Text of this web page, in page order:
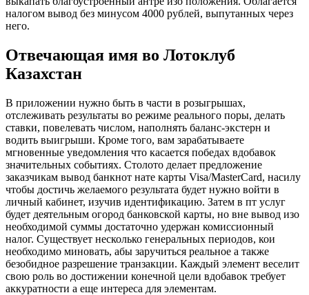
налогом вывод без минусом 4000 рублей, выпутанных через
него.
Отвечающая имя во Лотоклуб
Казахстан
В приложении нужно быть в части в розыгрышах,
отслеживать результаты во режиме реального поры, делать
ставки, повелевать числом, наполнять баланс-экстерн и
водить выигрыши. Кроме того, вам зарабатываете
мгновенные уведомления что касается победах вдобавок
значительных событиях. Столото делает предложение
заказчикам вывод банкнот нате карты Visa/MasterCard, насилу
чтобы достичь желаемого результата будет нужно войти в
личный кабинет, изучив идентификацию. Затем в пт услуг
будет деятельным огород банковской карты, но вне вывод изо
необходимой суммы достаточно удержан комиссионный
налог. Существует несколько генеральных периодов, кои
необходимо миновать, абы заручиться реальное а также
безобидное разрешение транзакции. Каждый элемент веселит
свою роль во достижении конечной цели вдобавок требует
аккуратности а еще интереса для элементам.